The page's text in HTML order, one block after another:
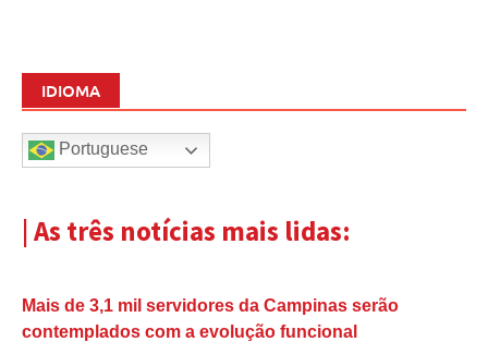
IDIOMA
Portuguese
| As três notícias mais lidas:
Mais de 3,1 mil servidores da Campinas serão
contemplados com a evolução funcional